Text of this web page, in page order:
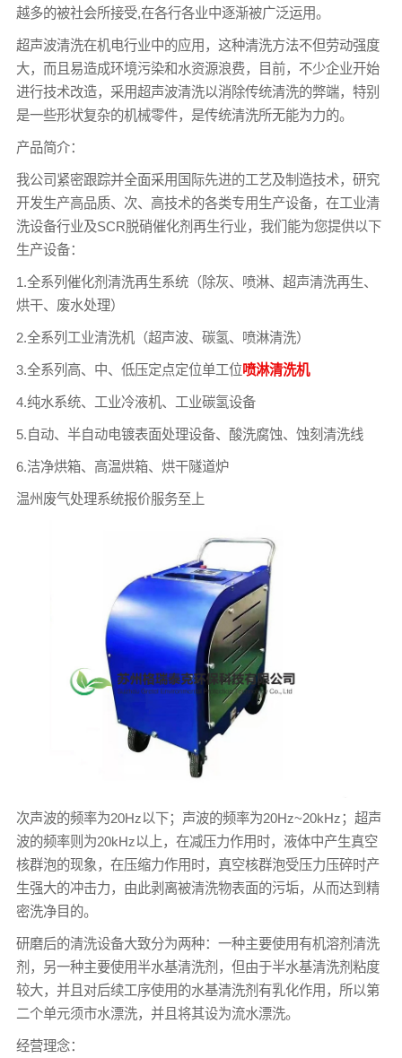
越多的被社会所接受,在各行各业中逐渐被广泛运用。
超声波清洗在机电行业中的应用，这种清洗方法不但劳动强度
大，而且易造成环境污染和水资源浪费，目前，不少企业开始
进行技术改造，采用超声波清洗以消除传统清洗的弊端，特别
是一些形状复杂的机械零件，是传统清洗所无能为力的。
产品简介：
我公司紧密跟踪并全面采用国际先进的工艺及制造技术，研究
开发生产高品质、次、高技术的各类专用生产设备，在工业清
洗设备行业及SCR脱硝催化剂再生行业，我们能为您提供以下
生产设备：
1.全系列催化剂清洗再生系统（除灰、喷淋、超声清洗再生、
烘干、废水处理）
2.全系列工业清洗机（超声波、碳氢、喷淋清洗）
3.全系列高、中、低压定点定位单工位喷淋清洗机
4.纯水系统、工业冷液机、工业碳氢设备
5.自动、半自动电镀表面处理设备、酸洗腐蚀、蚀刻清洗线
6.洁净烘箱、高温烘箱、烘干隧道炉
温州废气处理系统报价服务至上
次声波的频率为20Hz以下；声波的频率为20Hz~20kHz；超声
波的频率则为20kHz以上，在减压力作用时，液体中产生真空
核群泡的现象，在压缩力作用时，真空核群泡受压力压碎时产
生强大的冲击力，由此剥离被清洗物表面的污垢，从而达到精
密洗净目的。
研磨后的清洗设备大致分为两种：一种主要使用有机溶剂清洗
剂，另一种主要使用半水基清洗剂，但由于半水基清洗剂粘度
较大，并且对后续工序使用的水基清洗剂有乳化作用，所以第
二个单元须市水漂洗，并且将其设为流水漂洗。
经营理念：